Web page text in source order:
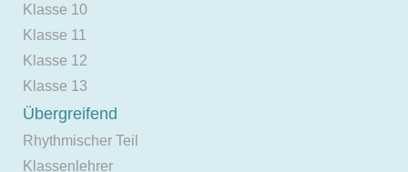
Klasse 10
Klasse 11
Klasse 12
Klasse 13
Übergreifend
Rhythmischer Teil
Klassenlehrer